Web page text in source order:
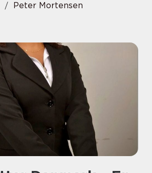
Peter Mortensen